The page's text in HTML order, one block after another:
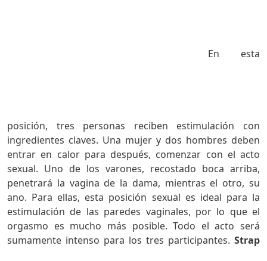
En esta
posición, tres personas reciben estimulación con
ingredientes claves. Una mujer y dos hombres deben
entrar en calor para después, comenzar con el acto
sexual. Uno de los varones, recostado boca arriba,
penetrará la vagina de la dama, mientras el otro, su
ano. Para ellas, esta posición sexual es ideal para la
estimulación de las paredes vaginales, por lo que el
orgasmo es mucho más posible. Todo el acto será
sumamente intenso para los tres participantes. Strap